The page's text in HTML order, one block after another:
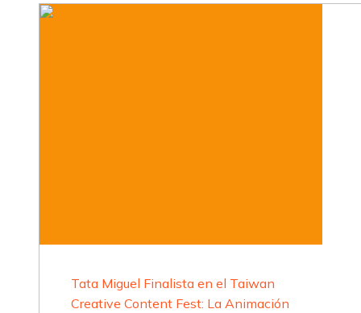
Tata Miguel Finalista en el Taiwan
Creative Content Fest: La Animación